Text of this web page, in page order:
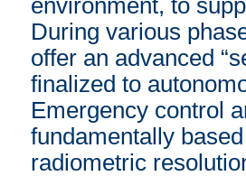
environment, to
During various
offer an advanced
finalized to
Emergency control
fundamentally
radiometric